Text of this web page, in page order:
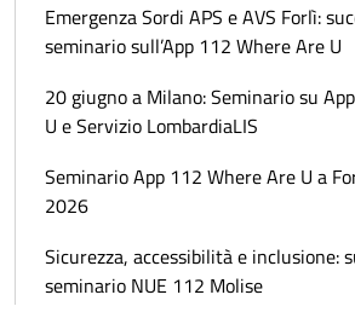
Emergenza Sordi APS e AVS Forlì:
seminario sull’App 112 Where Are U
20 giugno a Milano: Seminario su
U e Servizio LombardiaLIS
Seminario App 112 Where Are U a
2026
Sicurezza, accessibilità e inclusione:
seminario NUE 112 Molise